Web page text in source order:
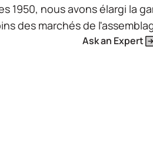
1950, nous avons élargi la
des marchés de
Ask an Expert